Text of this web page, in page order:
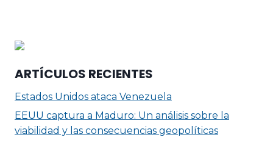
ARTÍCULOS RECIENTES
Estados Unidos ataca Venezuela
EEUU captura a Maduro: Un análisis sobre la
viabilidad y las consecuencias geopolíticas